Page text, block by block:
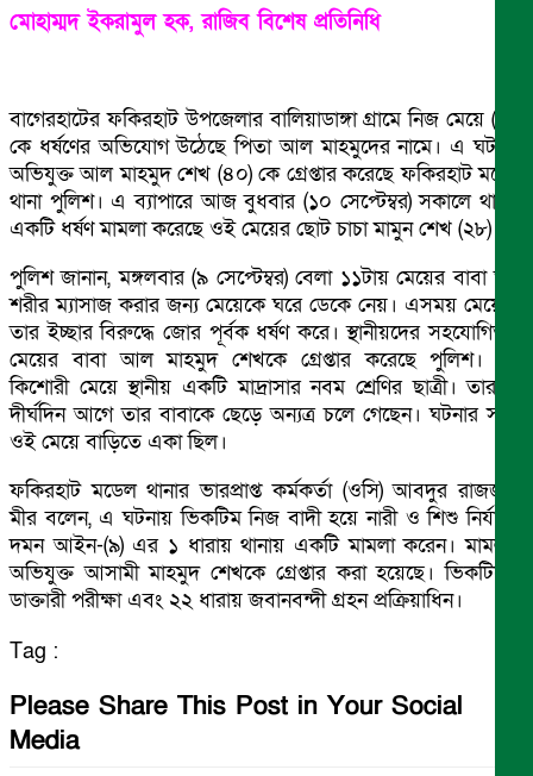
মোহাম্মদ ইকরামুল হক, রাজিব বিশেষ প্রতিনিধি
বাগেরহাটের ফকিরহাট উপজেলার বালিয়াডাঙ্গা গ্রামে নিজ মেয়ে (১৪)
কে ধর্ষণের অভিযোগ উঠেছে পিতা আল মাহমুদের নামে। এ ঘটনায়
অভিযুক্ত আল মাহমুদ শেখ (৪০) কে গ্রেপ্তার করেছে ফকিরহাট মডেল
থানা পুলিশ। এ ব্যাপারে আজ বুধবার (১০ সেপ্টেম্বর) সকালে থানায়
একটি ধর্ষণ মামলা করেছে ওই মেয়ের ছোট চাচা মামুন শেখ (২৮)।
পুলিশ জানান, মঙ্গলবার (৯ সেপ্টেম্বর) বেলা ১১টায় মেয়ের বাবা তার
শরীর ম্যাসাজ করার জন্য মেয়েকে ঘরে ডেকে নেয়। এসময় মেয়েকে
তার ইচ্ছার বিরুদ্ধে জোর পূর্বক ধর্ষণ করে। স্থানীয়দের সহযোগিতায়
মেয়ের বাবা আল মাহমুদ শেখকে গ্রেপ্তার করেছে পুলিশ। ওই
কিশোরী মেয়ে স্থানীয় একটি মাদ্রাসার নবম শ্রেণির ছাত্রী। তার মা
দীর্ঘদিন আগে তার বাবাকে ছেড়ে অন্যত্র চলে গেছেন। ঘটনার সময়
ওই মেয়ে বাড়িতে একা ছিল।
ফকিরহাট মডেল থানার ভারপ্রাপ্ত কর্মকর্তা (ওসি) আবদুর রাজজাক
মীর বলেন, এ ঘটনায় ভিকটিম নিজ বাদী হয়ে নারী ও শিশু নির্যাতন
দমন আইন-(৯) এর ১ ধারায় থানায় একটি মামলা করেন। মামলায়
অভিযুক্ত আসামী মাহমুদ শেখকে গ্রেপ্তার করা হয়েছে। ভিকটিমের
ডাক্তারী পরীক্ষা এবং ২২ ধারায় জবানবন্দী গ্রহন প্রক্রিয়াধিন।
Tag :
Please Share This Post in Your Social
Media